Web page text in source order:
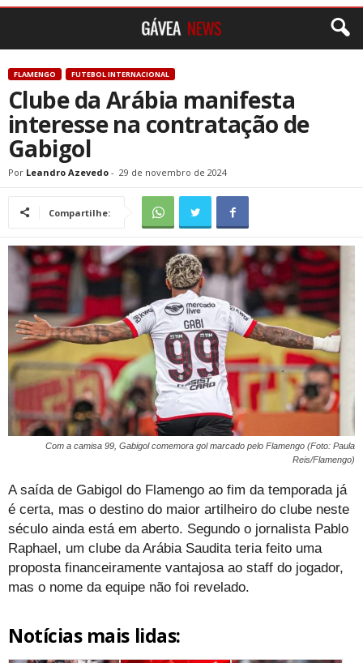
FLAMENGO FUTEBOL INTERNACIONAL
Clube da Arábia manifesta
interesse na contratação de
Gabigol
Por Leandro Azevedo - 29 de novembro de 2024
Compartilhe:
Com a camisa 99, Gabigol comemora gol marcado pelo Flamengo (Foto: Paula
Reis/Flamengo)
A saída de Gabigol do Flamengo ao fim da temporada já
é certa, mas o destino do maior artilheiro do clube neste
século ainda está em aberto. Segundo o jornalista Pablo
Raphael, um clube da Arábia Saudita teria feito uma
proposta financeiramente vantajosa ao staff do jogador,
mas o nome da equipe não foi revelado.
Notícias mais lidas: